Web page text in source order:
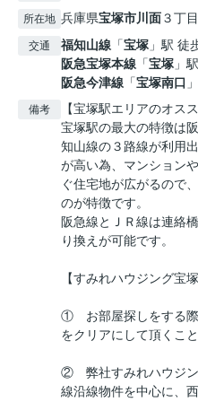
所在地 兵庫県宝塚市川面３丁目
交通 福知山線 「宝塚 」駅 徒
阪急宝塚本線 「宝塚 」
阪急今津線 「宝塚南口
備考
【宝塚駅エリアのオス
宝塚駅の最大の特徴は
知山線の３路線が利用
が高い為、マンション
ぐ住宅地が広がるので
のが特徴です。
阪急線とＪＲ線は連絡
り換えが可能です。
【すみれハウジング宝
① お部屋探しをする際
をクリアにして頂くこ
② 弊社すみれハウジン
線沿線物件を中心に、